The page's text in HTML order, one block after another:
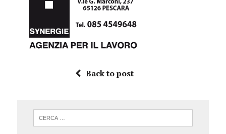
Back to post